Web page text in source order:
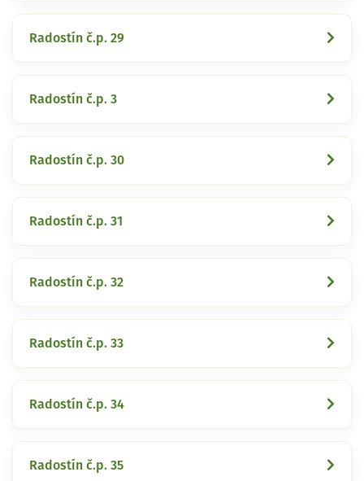
Radostín č.p. 29
Radostín č.p. 3
Radostín č.p. 30
Radostín č.p. 31
Radostín č.p. 32
Radostín č.p. 33
Radostín č.p. 34
Radostín č.p. 35